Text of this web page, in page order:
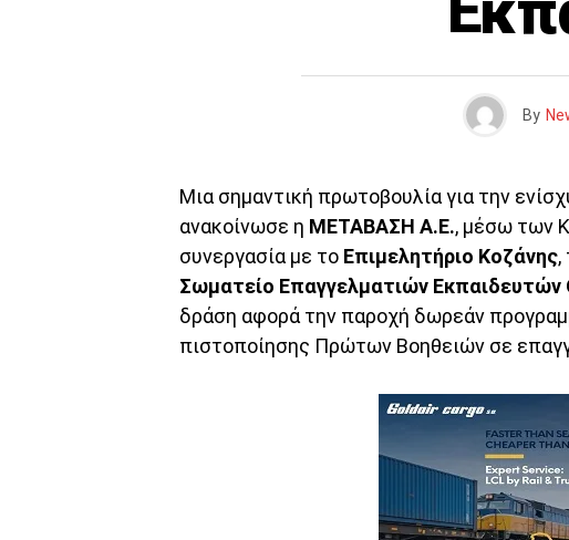
By
Μια σημαντική πρωτοβουλία για την
ανακοίνωσε η ΜΕΤΑΒΑΣΗ Α.Ε., μέσω των
συνεργασία με το Επιμελητήριο Κοζάνης,
Σωματείο Επαγγελματιών
δράση αφορά την παροχή δωρεάν
πιστοποίησης Πρώτων Βοηθειών σε